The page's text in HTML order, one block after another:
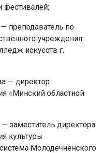
фестивалей;
преподаватель по
учреждения
искусств г.
— директор
«Минский областной
заместитель директора
культуры
Молодечненского